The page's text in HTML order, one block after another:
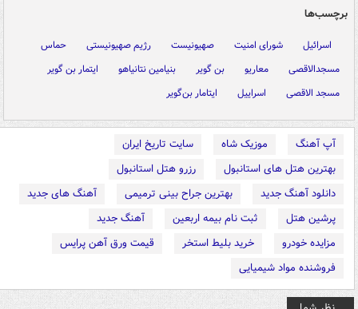
برچسب‌ها
اسرائیل شورای امنیت صهیونیست رژیم صهیونیستی
حماس
مسجدالاقصی
معاریو بن گویر بنیامین نتانیاهو
ایتمار بن گویر
مسجد الاقصی
اسراییل ایتامار بن‌گویر
آپ آهنگ موزیک شاه
سایت تاریخ ایران
بهترین هتل های استانبول
رزرو هتل استانبول
دانلود آهنگ جدید
بهترین جراح بینی ترمیمی
آهنگ های جدید
پرشین هتل
ثبت نام بیمه اربعین
آهنگ جدید
مزایده خودرو
خرید بلیط استخر
قیمت ورق آهن پرایس
فروشنده مواد شیمیایی